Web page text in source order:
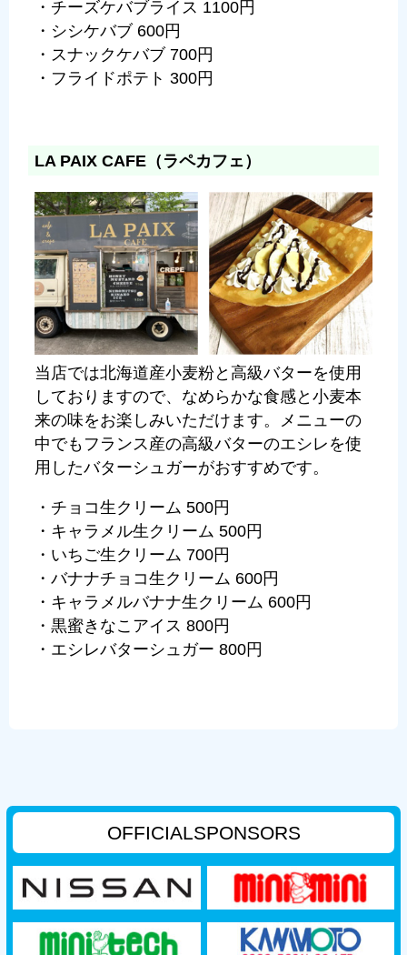
OFFICIALSPONSORS
・チーズケバブライス 1100円
・シシケバブ 600円
・スナックケバブ 700円
・フライドポテト 300円
LA PAIX CAFE（ラペカフェ）
当店では北海道産小麦粉と高級バターを使用
しておりますので、なめらかな食感と小麦本
来の味をお楽しみいただけます。メニューの
中でもフランス産の高級バターのエシレを使
用したバターシュガーがおすすめです。
・チョコ生クリーム 500円
・キャラメル生クリーム 500円
・いちご生クリーム 700円
・バナナチョコ生クリーム 600円
・キャラメルバナナ生クリーム 600円
・黒蜜きなこアイス 800円
・エシレバターシュガー 800円